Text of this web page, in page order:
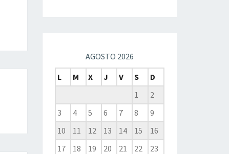
AGOSTO 2026
L
M X J V S
D
1
2
3
4 5 6 7 8
9
10
11 12 13 14 15
16
17
18 19 20 21 22
23